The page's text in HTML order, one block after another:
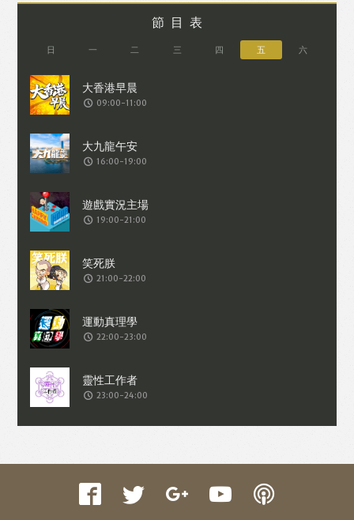
廣告目標人士的標準），而發送目標廣
告。不會因為你與廣告作出互動或觀看一
個目標廣告而向廣告客戶提供任何用戶的
個人資料。 但如果你觀看或與該廣告作出
互動，則表示你同意廣告客戶有可能假設
你符合該廣告目標客戶群的標準。熱血時
報並會根據你在交易平台（如PAYPAL），
問答、爭執或與帳戶相關的物品或內
容）。
節目表
日 一 二 三 四 五 六
09:00-11:00
16:00-19:00
19:00-21:00
21:00-22:00
22:00-23:00
23:00-24:00